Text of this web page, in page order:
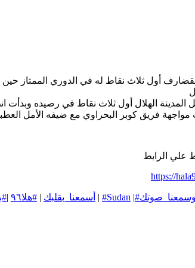
أول ثلاث نقاط له في الدوري الممتاز حين
الهلال أول ثلاث نقاط في رصيده وبدأت
فريق كوبر البحراوي مع ضيفه الأمل
علي الرابط
https://
#أسمعنا_بقلبك | #هلا٩٦ | | #Sudan |